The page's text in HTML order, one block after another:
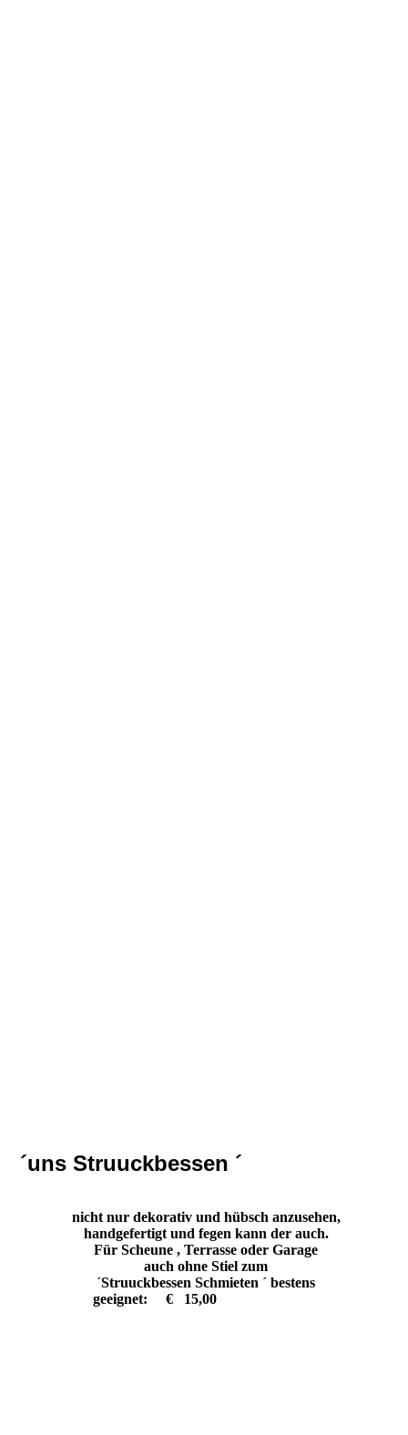
´uns Struuckbessen ´
nicht nur dekorativ und hübsch anzusehen,
handgefertigt und fegen kann der auch.
Für Scheune , Terrasse oder Garage
auch ohne Stiel zum
´Struuckbessen Schmieten ´ bestens
geeignet: € 15,00